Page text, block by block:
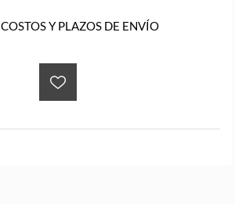
COSTOS Y PLAZOS DE ENVÍO